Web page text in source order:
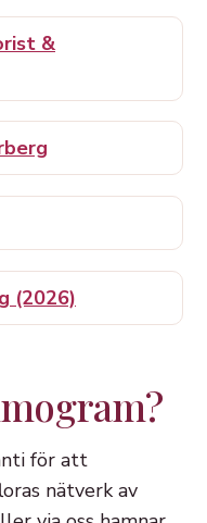
&
(2026)
för att
nätverk av